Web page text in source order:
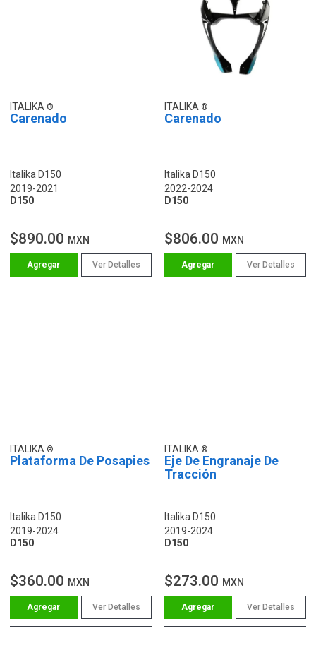
ITALIKA
Carenado
Italika D150
2019-2021
D150
$890.00 MXN
Ver Detalles
ITALIKA
Carenado
Italika D150
2022-2024
D150
$806.00 MXN
Ver Detalles
ITALIKA
Plataforma De Posapies
Italika D150
2019-2024
D150
$360.00 MXN
Ver Detalles
ITALIKA
Eje De Engranaje De
Tracción
Italika D150
2019-2024
D150
$273.00 MXN
Ver Detalles